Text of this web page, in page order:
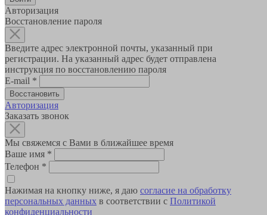
Авторизация
Восстановление пароля
Введите адрес электронной почты, указанный при
регистрации. На указанный адрес будет отправлена
инструкция по восстановлению пароля
E-mail *
Авторизация
Заказать звонок
Мы свяжемся с Вами в ближайшее время
Ваше имя *
Телефон *
Нажимая на кнопку ниже, я даю согласие на обработку
персональных данных в соответствии с Политикой
конфиденциальности